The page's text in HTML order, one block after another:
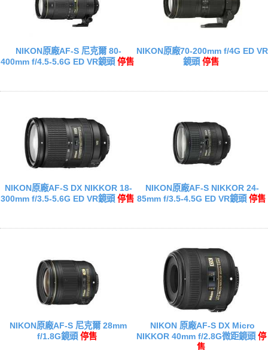
NIKON原廠AF-S 尼克爾 80-
400mm f/4.5-5.6G ED VR鏡頭 停售
NIKON原廠70-200mm f/4G ED VR
鏡頭 停售
NIKON原廠AF-S DX NIKKOR 18-
300mm f/3.5-5.6G ED VR鏡頭 停售
NIKON原廠AF-S NIKKOR 24-
85mm f/3.5-4.5G ED VR鏡頭 停售
NIKON原廠AF-S 尼克爾 28mm
f/1.8G鏡頭 停售
NIKON 原廠AF-S DX Micro
NIKKOR 40mm f/2.8G微距鏡頭 停
售